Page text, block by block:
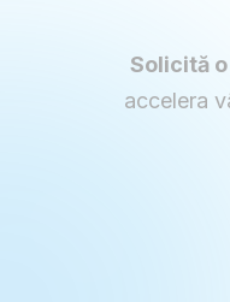
Solicită
accelera